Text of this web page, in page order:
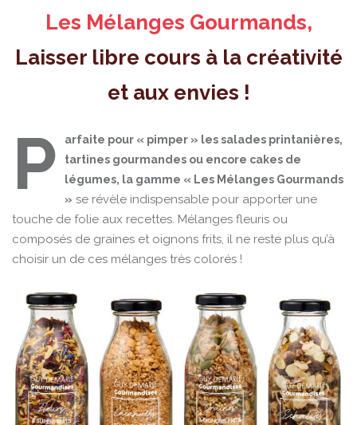
Les Mélanges Gourmands,
Laisser libre cours à la créativité
et aux envies !
P
arfaite pour « pimper » les salades printanières,
tartines gourmandes ou encore cakes de
légumes, la gamme « Les Mélanges Gourmands
» se révèle indispensable pour apporter une
touche de folie aux recettes. Mélanges fleuris ou
composés de graines et oignons frits, il ne reste plus qu’à
choisir un de ces mélanges très colorés !